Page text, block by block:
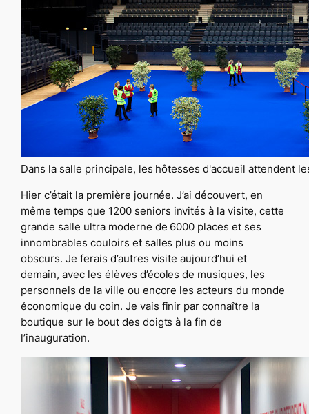
Dans la salle principale, les hôtesses d'accueil attendent
Hier c’était la première journée. J’ai découvert, en
même temps que 1200 seniors invités à la visite, cette
grande salle ultra moderne de 6000 places et ses
innombrables couloirs et salles plus ou moins
obscurs. Je ferais d’autres visite aujourd’hui et
demain, avec les élèves d’écoles de musiques, les
personnels de la ville ou encore les acteurs du monde
économique du coin. Je vais finir par connaître la
boutique sur le bout des doigts à la fin de
l’inauguration.